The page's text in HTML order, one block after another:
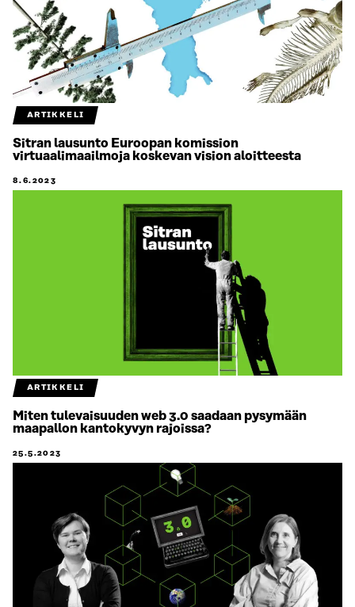
ARTIKKELI
Sitran lausunto Euroopan komission
virtuaalimaailmoja koskevan vision aloitteesta
8.6.2023
ARTIKKELI
Miten tulevaisuuden web 3.0 saadaan pysymään
maapallon kantokyvyn rajoissa?
25.5.2023